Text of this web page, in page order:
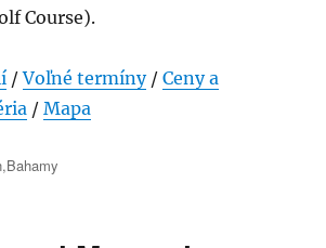
Course).
/Voľné termíny/Ceny a
/Mapa
,Bahamy